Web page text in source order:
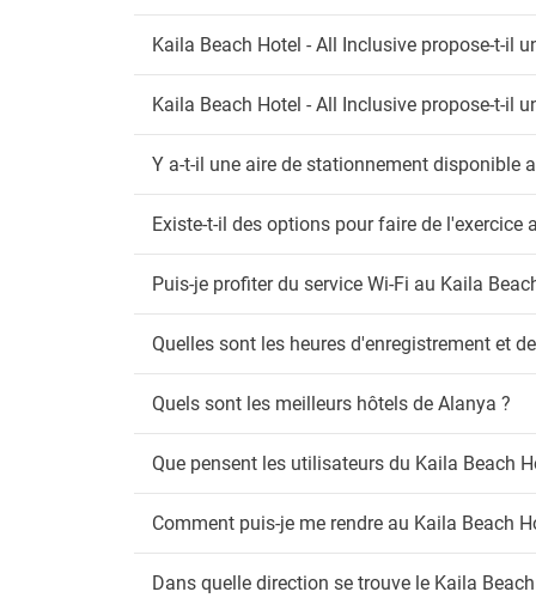
Kaila Beach Hotel - All Inclusive propose-t-il
Kaila Beach Hotel - All Inclusive propose-t-il
Y a-t-il une aire de stationnement disponible
Existe-t-il des options pour faire de l'exercice
Puis-je profiter du service Wi-Fi au Kaila
Quelles sont les heures d'enregistrement et
Quels sont les meilleurs hôtels de Alanya ?
Que pensent les utilisateurs du Kaila Beach
Comment puis-je me rendre au Kaila Beach
Dans quelle direction se trouve le Kaila